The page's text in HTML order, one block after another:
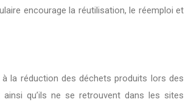
encourage la réutilisation, le réemploi et
la réduction des déchets produits lors des
qu’ils ne se retrouvent dans les sites